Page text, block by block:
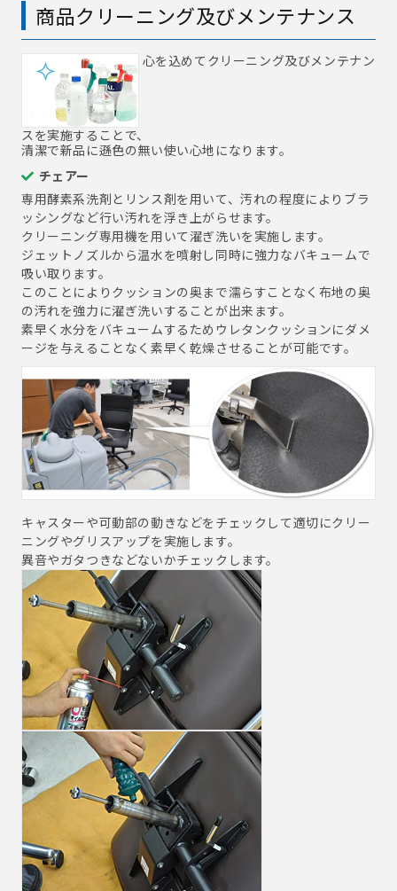
商品クリーニング及びメンテナンス
心を込めてクリーニング及びメンテナン
スを実施することで、
清潔で新品に遜色の無い使い心地になります。
チェアー
専用酵素系洗剤とリンス剤を用いて、汚れの程度によりブラ
ッシングなど行い汚れを浮き上がらせます。
クリーニング専用機を用いて濯ぎ洗いを実施します。
ジェットノズルから温水を噴射し同時に強力なバキュームで
吸い取ります。
このことによりクッションの奥まで濡らすことなく布地の奥
の汚れを強力に濯ぎ洗いすることが出来ます。
素早く水分をバキュームするためウレタンクッションにダメ
ージを与えることなく素早く乾燥させることが可能です。
キャスターや可動部の動きなどをチェックして適切にクリー
ニングやグリスアップを実施します。
異音やガタつきなどないかチェックします。